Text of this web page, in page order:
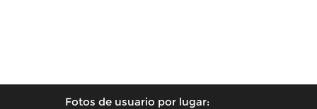
Fotos de usuario por lugar: